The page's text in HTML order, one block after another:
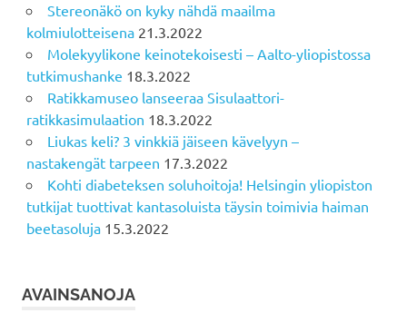
Stereonäkö on kyky nähdä maailma
kolmiulotteisena 21.3.2022
Molekyylikone keinotekoisesti – Aalto-yliopistossa
tutkimushanke 18.3.2022
Ratikkamuseo lanseeraa Sisulaattori-
ratikkasimulaation 18.3.2022
Liukas keli? 3 vinkkiä jäiseen kävelyyn –
nastakengät tarpeen 17.3.2022
Kohti diabeteksen soluhoitoja! Helsingin yliopiston
tutkijat tuottivat kantasoluista täysin toimivia haiman
beetasoluja 15.3.2022
AVAINSANOJA